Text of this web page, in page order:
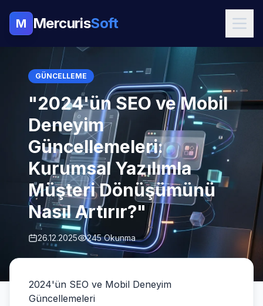
M MercurisSoft
GÜNCELLEME
"2024'ün SEO ve Mobil
Deneyim
Güncellemeleri:
Kurumsal Yazılımla
Müşteri Dönüşümünü
Nasıl Artırır?"
26.12.2025 245 Okunma
2024'ün SEO ve Mobil Deneyim
Güncellemeleri